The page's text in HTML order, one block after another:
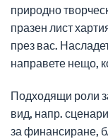
природно
празен лист
през вас.
направете нещо,
Подходящи роли
вид, напр.
за финансиране,